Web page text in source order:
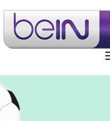
ان سبورت الكويت
تجديد اشتراك بي ان سبورت اون لاين